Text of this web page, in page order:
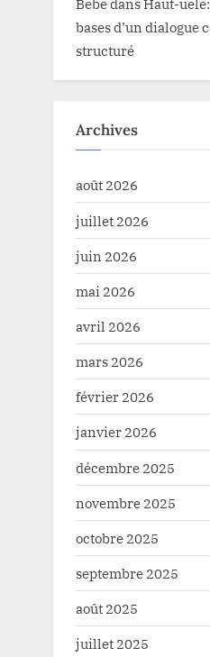
BebedansHaut-
bases d’un dialogue
structuré
Archives
août 2026
juillet 2026
juin 2026
mai 2026
avril 2026
mars 2026
février 2026
janvier 2026
décembre 2025
novembre 2025
octobre 2025
septembre 2025
août 2025
juillet 2025